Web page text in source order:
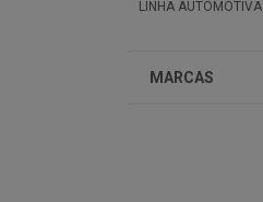
LINHA AUTOMOTIVA
MARCAS